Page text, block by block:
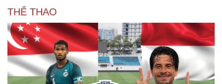
Du lịch
Tư vấn
Săn Tour
check-in
Podcast
Câu chuyện thời sự
Đọc truyện đêm khuya
Cửa sổ tình yêu
Kể chuyện cho bé
Hạt giống tâm hồn
THỂ THAO